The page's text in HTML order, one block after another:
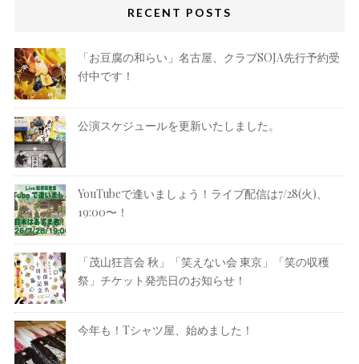
RECENT POSTS
「お豆腐の和らい」名古屋、クラブSOJA先行予約受
付中です！
公演スケジュールを更新いたしました。
YouTubeで逢いましょう！ライブ配信は7/28(火)、
19:00〜！
「茂山狂言会 秋」「笑えない会 東京」「笑の収穫
祭」チケット発売日のお知らせ！
今年も！Tシャツ屋、始めました！